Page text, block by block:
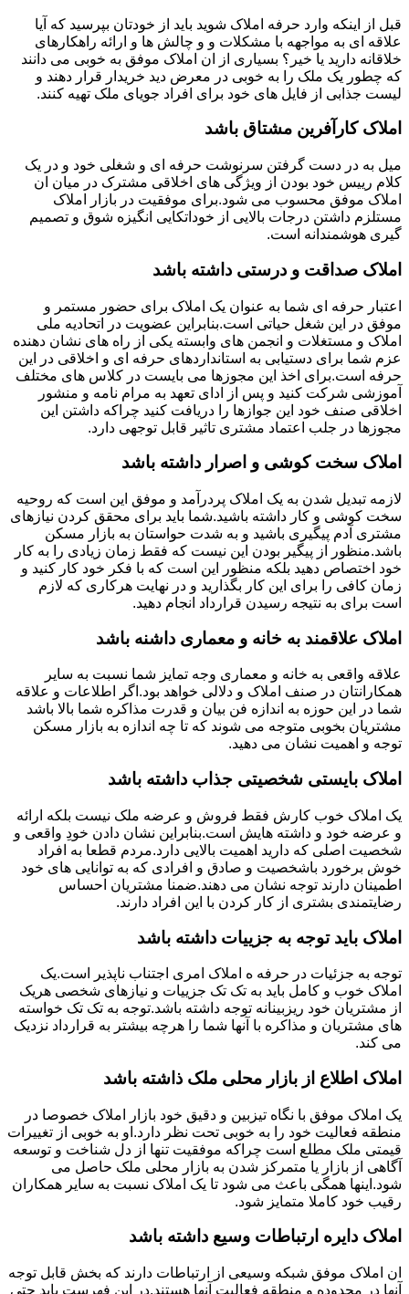
قبل از اینکه وارد حرفه املاک شوید باید از خودتان بپرسید که آیا
علاقه ای به مواجهه با مشکلات و و چالش ها و ارائه راهکارهای
خلاقانه دارید یا خیر؟ بسیاری از ان املاک موفق به خوبی می دانند
که چطور یک ملک را به خوبی در معرض دید خریدار قرار دهند و
لیست جذابی از فایل های خود برای افراد جویای ملک تهیه کنند.
املاک کارآفرین مشتاق باشد
میل به در دست گرفتن سرنوشت حرفه ای و شغلی خود و در یک
کلام رییس خود بودن از ویژگی های اخلاقی مشترک در میان ان
املاک موفق محسوب می شود.برای موفقیت در بازار املاک
مستلزم داشتن درجات بالایی از خوداتکایی انگیزه شوق و تصمیم
گیری هوشمندانه است.
املاک صداقت و درستی داشته باشد
اعتبار حرفه ای شما به عنوان یک املاک برای حضور مستمر و
موفق در این شغل حیاتی است.بنابراین عضویت در اتحادیه ملی
املاک و مستغلات و انجمن های وابسته یکی از راه های نشان دهنده
عزم شما برای دستیابی به استانداردهای حرفه ای و اخلاقی در این
حرفه است.برای اخذ این مجوزها می بایست در کلاس های مختلف
آموزشی شرکت کنید و پس از ادای تعهد به مرام نامه و منشور
اخلاقی صنف خود این جوازها را دریافت کنید چراکه داشتن این
مجوزها در جلب اعتماد مشتری تاثیر قابل توجهی دارد.
املاک سخت کوشی و اصرار داشته باشد
لازمه تبدیل شدن به یک املاک پردرآمد و موفق این است که روحیه
سخت کوشی و کار داشته باشید.شما باید برای محقق کردن نیازهای
مشتری آدم پیگیری باشید و به شدت حواستان به بازار مسکن
باشد.منظور از پیگیر بودن این نیست که فقط زمان زیادی را به کار
خود اختصاص دهید بلکه منظور این است که با فکر خود کار کنید و
زمان کافی را برای این کار بگذارید و در نهایت هرکاری که لازم
است برای به نتیجه رسیدن قرارداد انجام دهید.
املاک علاقمند به خانه و معماری داشنه باشد
علاقه واقعی به خانه و معماری وجه تمایز شما نسبت به سایر
همکارانتان در صنف املاک و دلالی خواهد بود.اگر اطلاعات و علاقه
شما در این حوزه به اندازه فن بیان و قدرت مذاکره شما بالا باشد
مشتریان بخوبی متوجه می شوند که تا چه اندازه به بازار مسکن
توجه و اهمیت نشان می دهید.
املاک بایستی شخصیتی جذاب داشته باشد
یک املاک خوب کارش فقط فروش و عرضه ملک نیست بلکه ارائه
و عرضه خود و داشته هایش است.بنابراین نشان دادن خودِ واقعی و
شخصیت اصلی که دارید اهمیت بالایی دارد.مردم قطعا به افراد
خوش برخورد باشخصیت و صادق و افرادی که به توانایی های خود
اطمینان دارند توجه نشان می دهند.ضمنا مشتریان احساس
رضایتمندی بشتری از کار کردن با این افراد دارند.
املاک باید توجه به جزییات داشته باشد
توجه به جزئیات در حرفه ه املاک امری اجتناب ناپذیر است.یک
املاک خوب و کامل باید به تک تک جزییات و نیازهای شخصی هریک
از مشتریان خود ریزبینانه توجه داشته باشد.توجه به تک تک خواسته
های مشتریان و مذاکره با آنها شما را هرچه بیشتر به قرارداد نزدیک
می کند.
املاک اطلاع از بازار محلی ملک ذاشته باشد
یک املاک موفق با نگاه تیزبین و دقیق خود بازار املاک خصوصا در
منطقه فعالیت خود را به خوبی تحت نظر دارد.او به خوبی از تغییرات
قیمتی ملک مطلع است چراکه موفقیت تنها از دل شناخت و توسعه
آگاهی از بازار یا متمرکز شدن به بازار محلی ملک حاصل می
شود.اینها همگی باعث می شود تا یک املاک نسبت به سایر همکاران
رقیب خود کاملا متمایز شود.
املاک دایره ارتباطات وسیع داشته باشد
ان املاک موفق شبکه وسیعی از ارتباطات دارند که بخش قابل توجه
آنها در محدوده و منطقه فعالیت آنها هستند.در این فهرست باید حتی